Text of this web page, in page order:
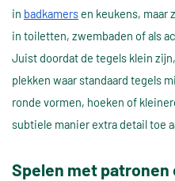
in badkamers en keukens, maar
in toiletten, zwembaden of als
Juist doordat de tegels klein
plekken waar standaard tegels
ronde vormen, hoeken of
subtiele manier extra detail toe
Spelen met